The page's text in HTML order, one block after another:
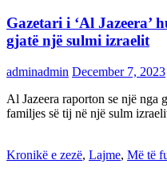
Gazetari i ‘Al Jazeera’
gjatë një sulmi izraelit
adminadmin December 7, 2023
Al Jazeera raporton se një nga
familjes së tij në një sulm
Kronikë e zezë, Lajme, Më të